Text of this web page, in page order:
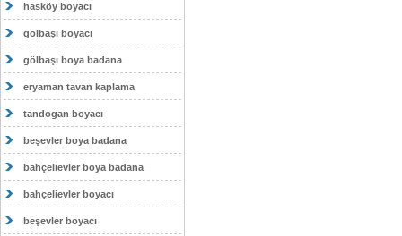
hasköy boyacı
gölbaşı boyacı
gölbaşı boya badana
eryaman tavan kaplama
tandogan boyacı
beşevler boya badana
bahçelievler boya badana
bahçelievler boyacı
beşevler boyacı